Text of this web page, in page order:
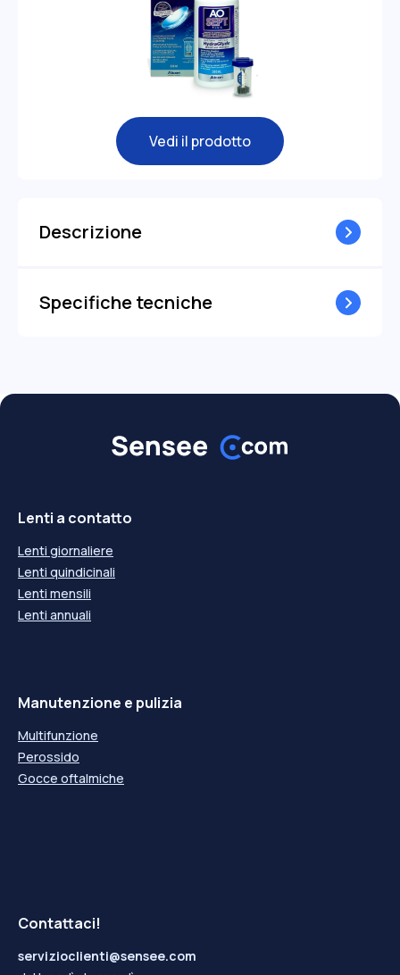
Vedi il prodotto
Descrizione
Specifiche tecniche
Lenti a contatto
Lenti giornaliere
Lenti quindicinali
Lenti mensili
Lenti annuali
Manutenzione e pulizia
Multifunzione
Perossido
Gocce oftalmiche
Contattaci!
servizioclienti@sensee.com